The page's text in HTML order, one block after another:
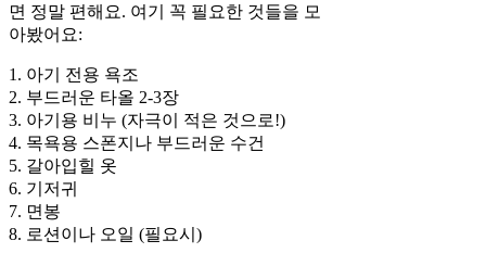
면 정말 편해요. 여기 꼭 필요한 것들을 모
아봤어요:
1. 아기 전용 욕조
2. 부드러운 타올 2-3장
3. 아기용 비누 (자극이 적은 것으로!)
4. 목욕용 스폰지나 부드러운 수건
5. 갈아입힐 옷
6. 기저귀
7. 면봉
8. 로션이나 오일 (필요시)